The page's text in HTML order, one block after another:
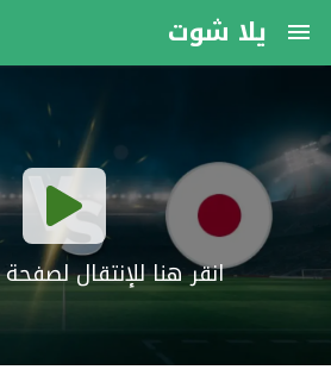
يلا شوت
انقر هنا للإنتقال